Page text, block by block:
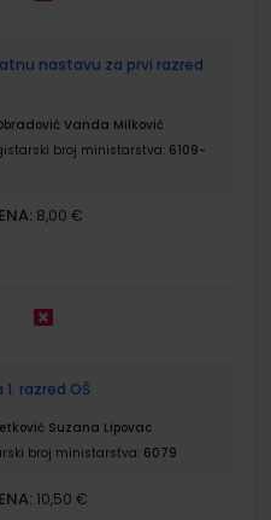
nastavu za prvi razred
Vanda Milković
broj ministarstva: 6109-
8,00 €
1. razred OŠ
Suzana Lipovac
broj ministarstva: 6079
10,50 €